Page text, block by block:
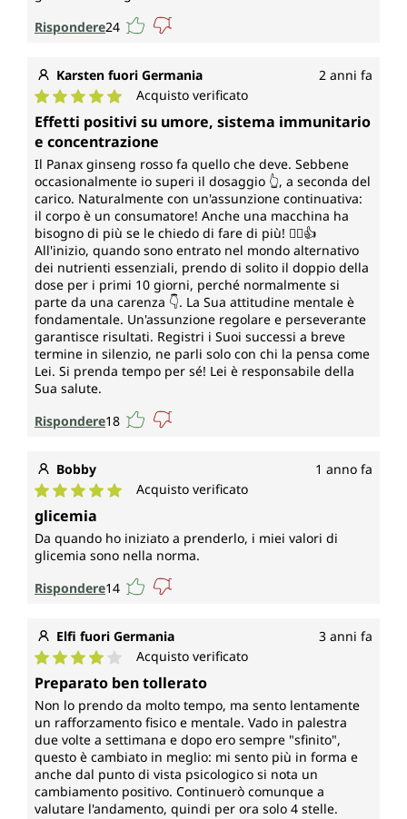
Rispondere24
Karsten fuori Germania 2 anni fa
Valutazione media di 5 su 5 stelle
Acquisto verificato
Effetti positivi su umore, sistema immunitario
e concentrazione
Il Panax ginseng rosso fa quello che deve. Sebbene
occasionalmente io superi il dosaggio 👆, a seconda del
carico. Naturalmente con un'assunzione continuativa:
il corpo è un consumatore! Anche una macchina ha
bisogno di più se le chiedo di fare di più! 🤷‍♂️👍
All'inizio, quando sono entrato nel mondo alternativo
dei nutrienti essenziali, prendo di solito il doppio della
dose per i primi 10 giorni, perché normalmente si
parte da una carenza 👇. La Sua attitudine mentale è
fondamentale. Un'assunzione regolare e perseverante
garantisce risultati. Registri i Suoi successi a breve
termine in silenzio, ne parli solo con chi la pensa come
Lei. Si prenda tempo per sé! Lei è responsabile della
Sua salute.
Rispondere18
Bobby 1 anno fa
Valutazione media di 5 su 5 stelle
Acquisto verificato
glicemia
Da quando ho iniziato a prenderlo, i miei valori di
glicemia sono nella norma.
Rispondere14
Elfi fuori Germania 3 anni fa
Valutazione media di 4 su 5 stelle
Acquisto verificato
Preparato ben tollerato
Non lo prendo da molto tempo, ma sento lentamente
un rafforzamento fisico e mentale. Vado in palestra
due volte a settimana e dopo ero sempre "sfinito",
questo è cambiato in meglio: mi sento più in forma e
anche dal punto di vista psicologico si nota un
cambiamento positivo. Continuerò comunque a
valutare l'andamento, quindi per ora solo 4 stelle.